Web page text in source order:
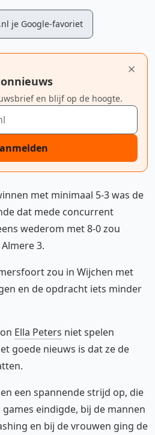
je Google-favoriet
en blijf op de hoogte.
met minimaal 5-3 was de
dat mede concurrent
wederom met 8-0 zou
3.
zou in Wijchen met
en de opdracht iets minder
Ella Peters niet spelen
goede nieuws is dat ze de
een spannende strijd op, die
eindigde, bij de mannen
en bij de vrouwen ging de